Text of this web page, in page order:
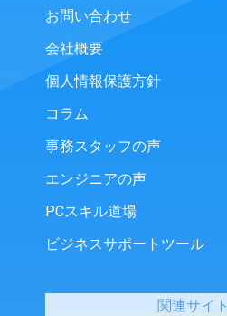
お問い合わせ
会社概要
個人情報保護方針
コラム
事務スタッフの声
エンジニアの声
PCスキル道場
ビジネスサポートツール
関連サイト